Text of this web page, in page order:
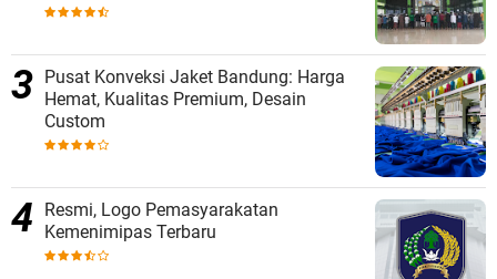
Pusat Konveksi Jaket Bandung: Harga
Hemat, Kualitas Premium, Desain
Custom
Resmi, Logo Pemasyarakatan
Kemenimipas Terbaru